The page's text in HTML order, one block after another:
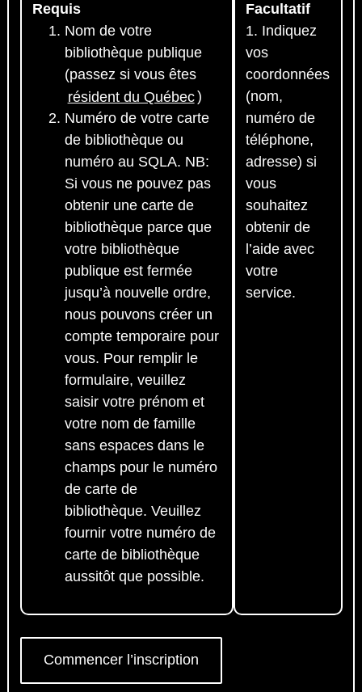
Requis
Nom de votre
bibliothèque publique
(passez si vous êtes
résident du Québec)
Numéro de votre carte
de bibliothèque ou
numéro au SQLA. NB:
Si vous ne pouvez pas
obtenir une carte de
bibliothèque parce que
votre bibliothèque
publique est fermée
jusqu’à nouvelle ordre,
nous pouvons créer un
compte temporaire pour
vous. Pour remplir le
formulaire, veuillez
saisir votre prénom et
votre nom de famille
sans espaces dans le
champs pour le numéro
de carte de
bibliothèque. Veuillez
fournir votre numéro de
carte de bibliothèque
aussitôt que possible.
Facultatif
1. Indiquez
vos
coordonnées
(nom,
numéro de
téléphone,
adresse) si
vous
souhaitez
obtenir de
l’aide avec
votre
service.
Commencer l’inscription